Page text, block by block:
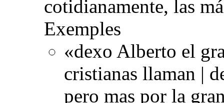
cotidianamente, las
Exemples
«dexo Alberto el
cristianas llaman |
pero mas por la